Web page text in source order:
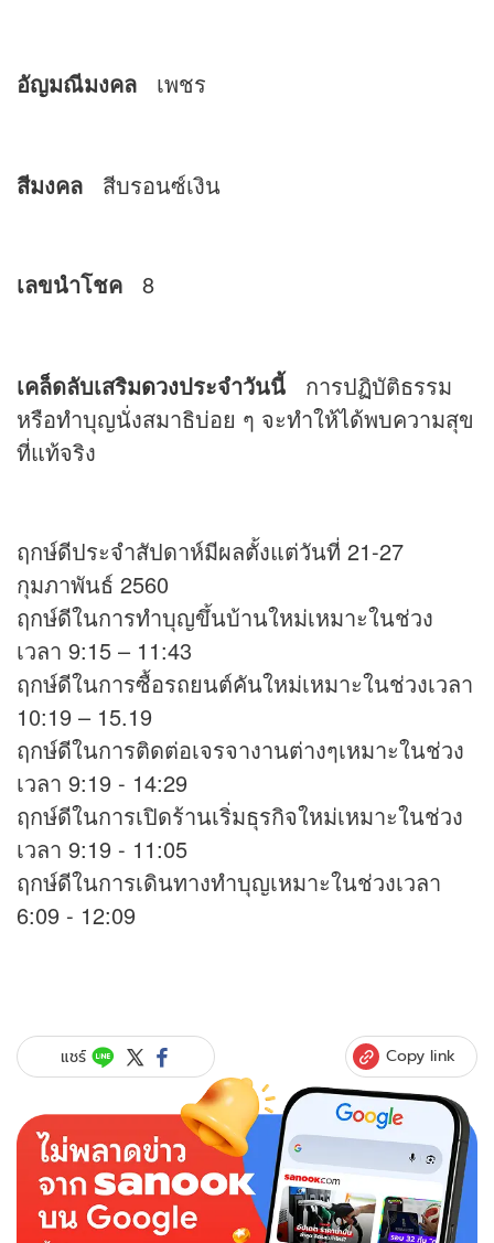
อัญมณีมงคล เพชร
สีมงคล สีบรอนซ์เงิน
เลขนำโชค 8
เคล็ดลับเสริมดวงประจำวันนี้ การปฏิบัติธรรม
หรือทำบุญนั่งสมาธิบ่อย ๆ จะทำให้ได้พบความสุข
ที่แท้จริง
ฤกษ์ดีประจำสัปดาห์มีผลตั้งแต่วันที่ 21-27
กุมภาพันธ์ 2560
ฤกษ์ดีในการทำบุญขึ้นบ้านใหม่เหมาะในช่วง
เวลา 9:15 – 11:43
ฤกษ์ดีในการซื้อรถยนต์คันใหม่เหมาะในช่วงเวลา
10:19 – 15.19
ฤกษ์ดีในการติดต่อเจรจางานต่างๆเหมาะในช่วง
เวลา 9:19 - 14:29
ฤกษ์ดีในการเปิดร้านเริ่มธุรกิจใหม่เหมาะในช่วง
เวลา 9:19 - 11:05
ฤกษ์ดีในการเดินทางทำบุญเหมาะในช่วงเวลา
6:09 - 12:09
แชร์ Copy link